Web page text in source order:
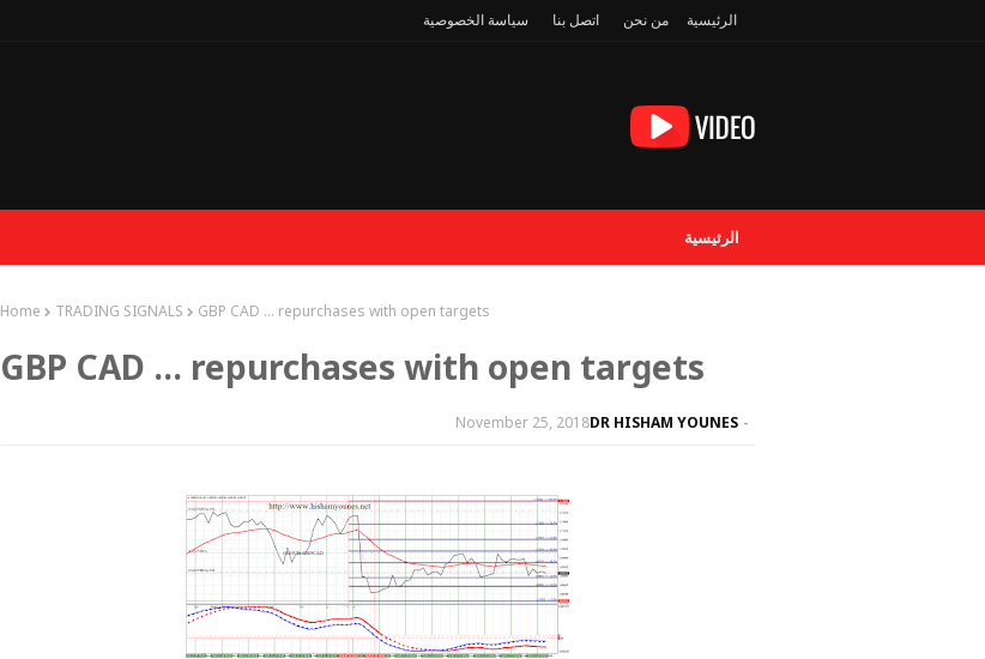
الرئيسية من نحن اتصل بنا سياسة الخصوصية
الرئيسية
Home TRADING SIGNALS GBP CAD ... repurchases with open targets
GBP CAD ... repurchases with open targets
DR HISHAM YOUNES
November 25, 2018